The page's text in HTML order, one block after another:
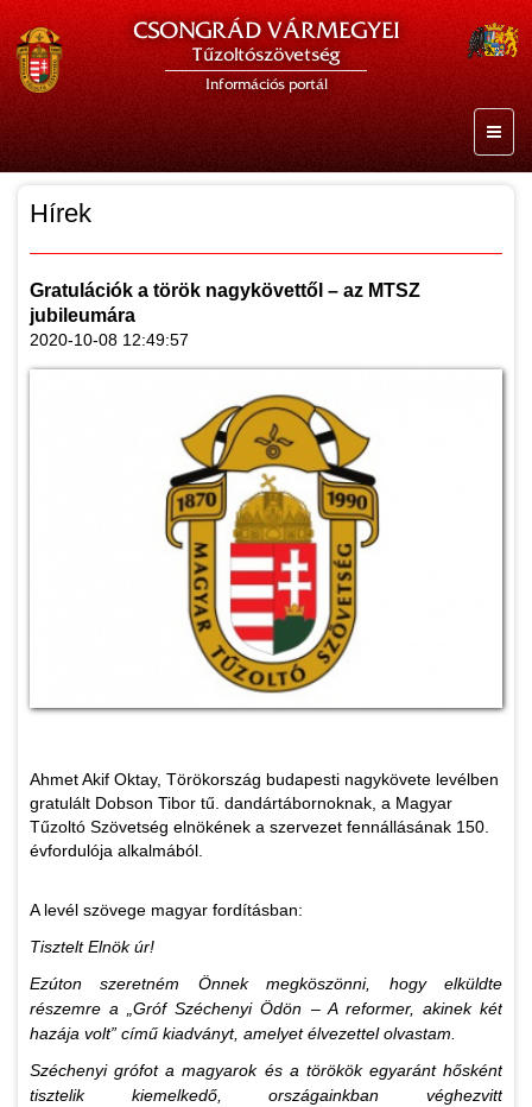
CSONGRÁD VÁRMEGYEI
Tűzoltószövetség
Információs portál
Hírek
Gratulációk a török nagykövettől – az MTSZ
jubileumára
2020-10-08 12:49:57
Ahmet Akif Oktay, Törökország budapesti nagykövete levélben
gratulált Dobson Tibor tű. dandártábornoknak, a Magyar
Tűzoltó Szövetség elnökének a szervezet fennállásának 150.
évfordulója alkalmából.
A levél szövege magyar fordításban:
Tisztelt Elnök úr!
Ezúton szeretném Önnek megköszönni, hogy elküldte
részemre a „Gróf Széchenyi Ödön – A reformer, akinek két
hazája volt” című kiadványt, amelyet élvezettel olvastam.
Széchenyi grófot a magyarok és a törökök egyaránt hősként
tisztelik kiemelkedő, országainkban véghezvitt